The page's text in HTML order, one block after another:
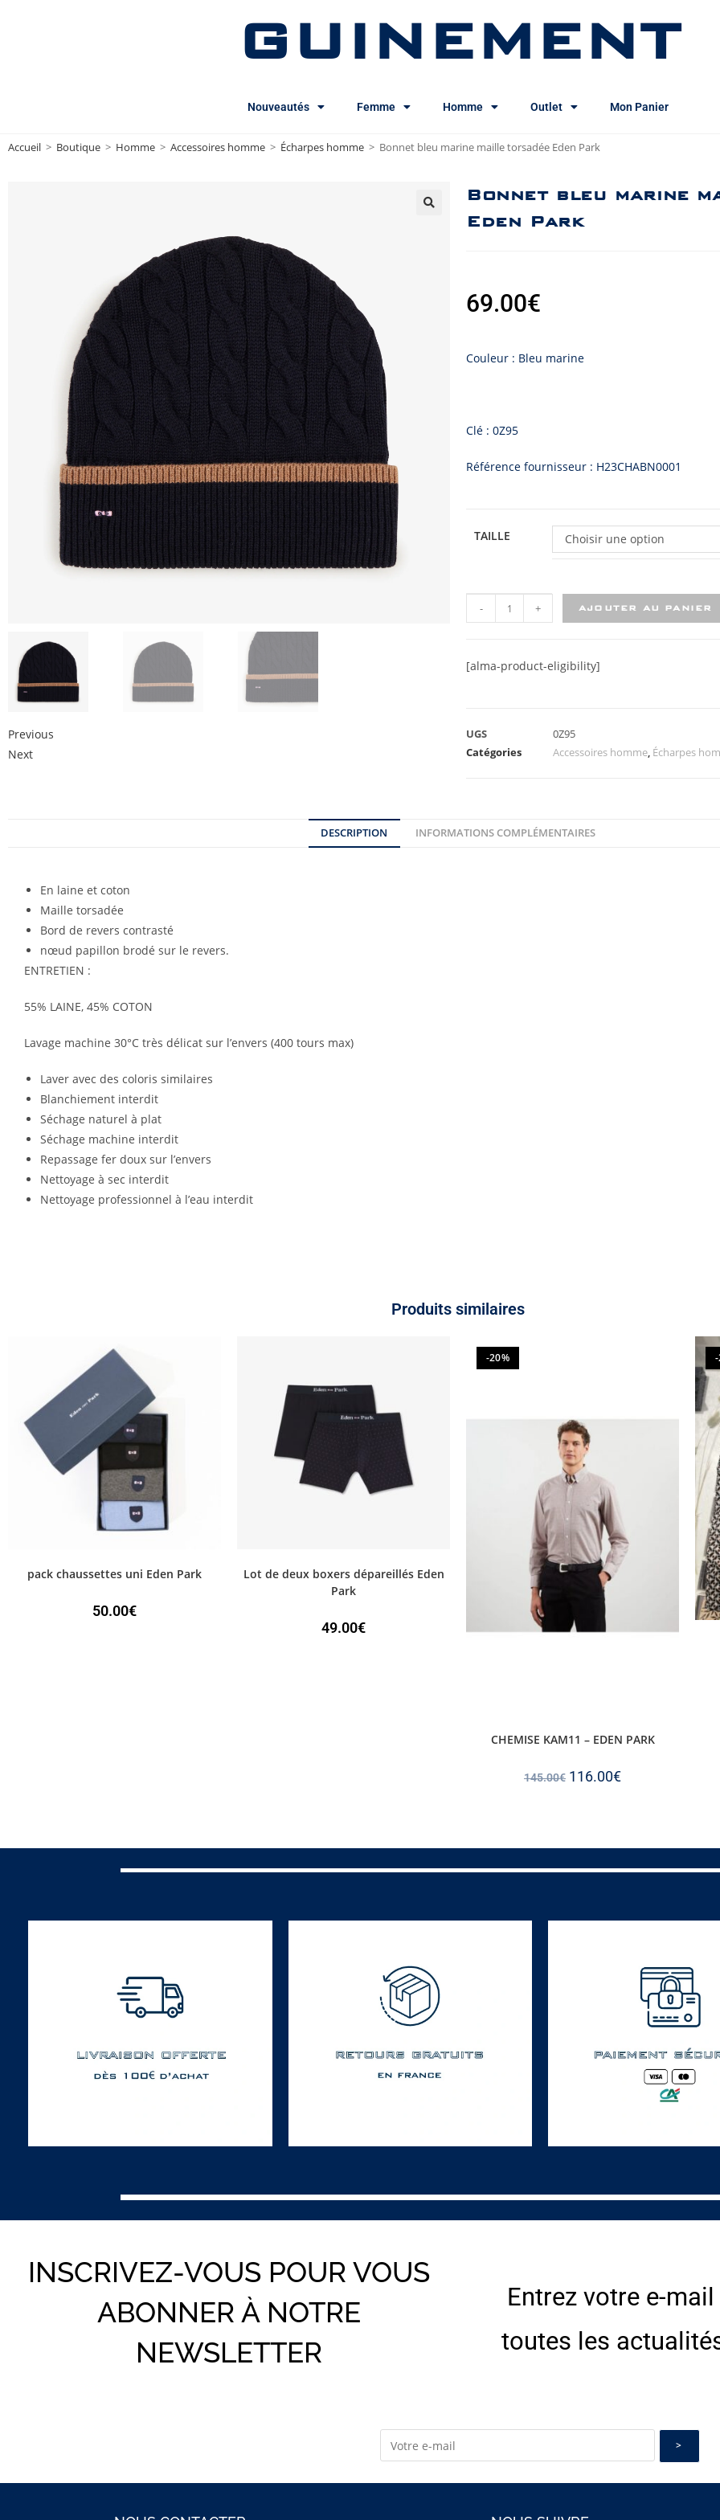
GUINEMENT
Nouveautés Femme Homme Outlet Mon Panier
Accueil > Boutique > Homme > Accessoires homme > Écharpes homme > Bonnet bleu marine maille torsadée Eden Park
Previous
Next
Bonnet bleu marine
Eden Park
69.00€
Couleur : Bleu marine
Clé : 0Z95
Référence fournisseur : H23CHABN0001
TAILLE Choisir une option
- + AJOUTER AU PANIER
[alma-product-eligibility]
UGS
0Z95
Catégories
Accessoires homme, Écharpes
DESCRIPTION INFORMATIONS COMPLÉMENTAIRES
En laine et coton
Maille torsadée
Bord de revers contrasté
nœud papillon brodé sur le revers.
ENTRETIEN :
55% LAINE, 45% COTON
Lavage machine 30°C très délicat sur l’envers (400 tours max)
Laver avec des coloris similaires
Blanchiement interdit
Séchage naturel à plat
Séchage machine interdit
Repassage fer doux sur l’envers
Nettoyage à sec interdit
Nettoyage professionnel à l’eau interdit
Produits similaires
pack chaussettes uni Eden Park
50.00€
Lot de deux boxers dépareillés Eden
Park
49.00€
-20%
CHEMISE KAM11 – EDEN PARK
145.00€ 116.00€
INSCRIVEZ-VOUS POUR VOUS
ABONNER À NOTRE
NEWSLETTER
Entrez votre e-
toutes les